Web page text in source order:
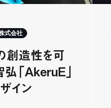
式会社
創造性を可
「AkeruE」
イン